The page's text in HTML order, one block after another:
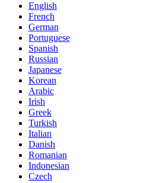
English
French
German
Portuguese
Spanish
Russian
Japanese
Korean
Arabic
Irish
Greek
Turkish
Italian
Danish
Romanian
Indonesian
Czech